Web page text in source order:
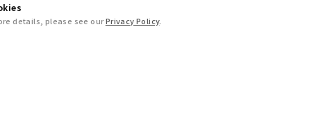
details, please see ourPrivacy Policy.
©UTA☆PRI-MOVIE PROJECT ©UTA☆PRI-MOVIE ST PROJECT ©Eve
by A.A. Milne and E.H. Shepard. © 2016 COVER Corp. © STPR Inc.